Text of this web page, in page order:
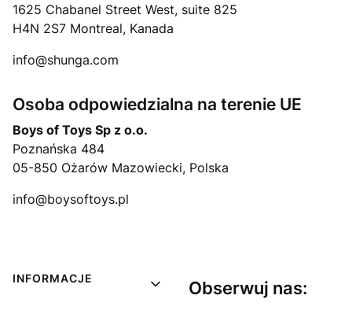
1625 Chabanel Street West, suite 825
H4N 2S7 Montreal, Kanada
info@shunga.com
Osoba odpowiedzialna na terenie UE
Boys of Toys Sp z o.o.
Poznańska 484
05-850 Ożarów Mazowiecki, Polska
info@boysoftoys.pl
Linki w stopce
INFORMACJE Obserwuj nas: